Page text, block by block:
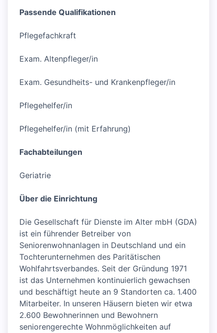
Passende Qualifikationen
Pflegefachkraft
Exam. Altenpfleger/in
Exam. Gesundheits- und Krankenpfleger/in
Pflegehelfer/in
Pflegehelfer/in (mit Erfahrung)
Fachabteilungen
Geriatrie
Über die Einrichtung
Die Gesellschaft für Dienste im Alter mbH (GDA)
ist ein führender Betreiber von
Seniorenwohnanlagen in Deutschland und ein
Tochterunternehmen des Paritätischen
Wohlfahrtsverbandes. Seit der Gründung 1971
ist das Unternehmen kontinuierlich gewachsen
und beschäftigt heute an 9 Standorten ca. 1.400
Mitarbeiter. In unseren Häusern bieten wir etwa
2.600 Bewohnerinnen und Bewohnern
seniorengerechte Wohnmöglichkeiten auf